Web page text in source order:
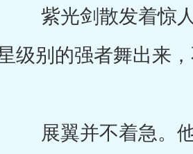
紫光剑散发着惊人
级别的强者舞出来
展翼并不着急。他